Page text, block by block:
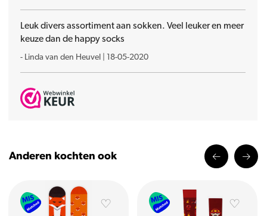
Leuk divers assortiment aan sokken. Veel leuker en meer
keuze dan de happy socks
- Linda van den Heuvel 18-05-2020
Anderen kochten ook